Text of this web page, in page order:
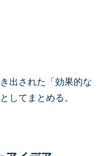
出された「効果的な
してまとめる。